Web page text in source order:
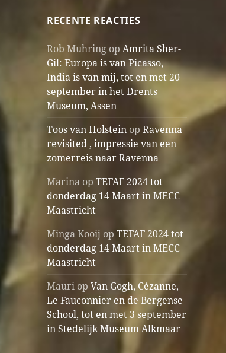
RECENTE REACTIES
Rob Muhring opAmrita Sher-
Gil: Europa is van Picasso,
India is van mij, tot en met 20
september in het Drents
Museum, Assen
Toos van Holstein opRavenna
revisited , impressie van een
zomerreis naar Ravenna
Marina opTEFAF 2024 tot
donderdag 14 Maart in MECC
Maastricht
Minga Kooij opTEFAF 2024 tot
donderdag 14 Maart in MECC
Maastricht
Mauri opVan Gogh, Cézanne,
Le Fauconnier en de Bergense
School, tot en met 3 september
in Stedelijk Museum Alkmaar